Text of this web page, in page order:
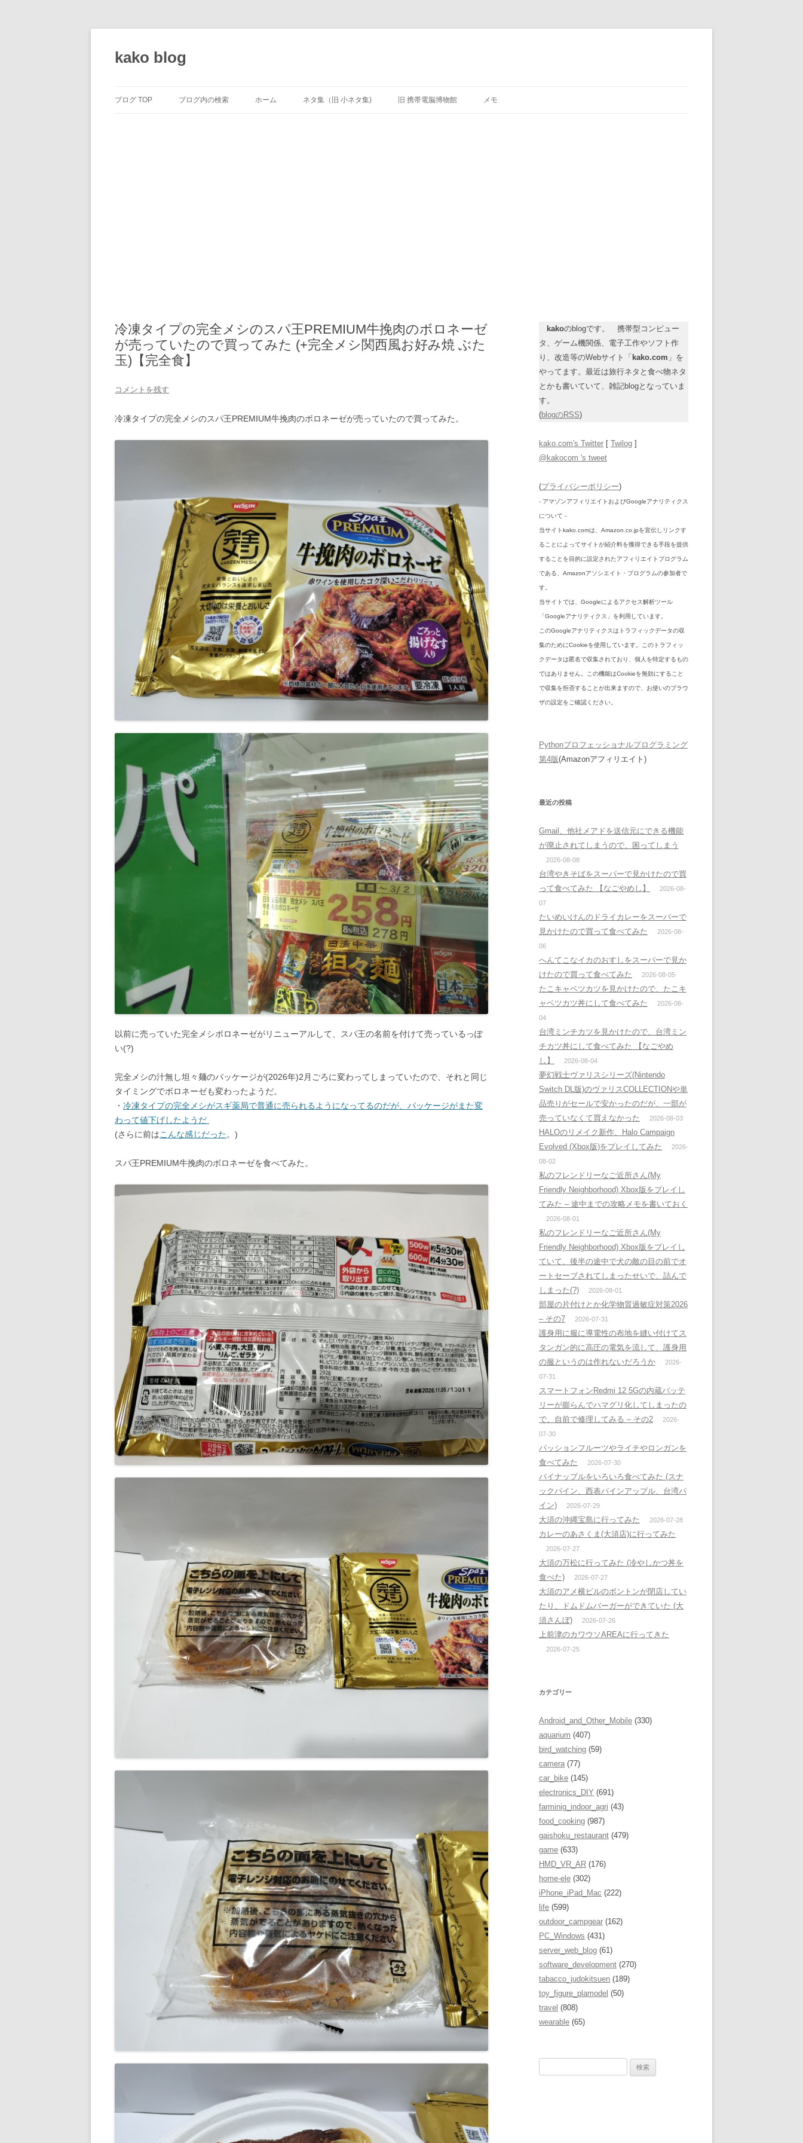
テ
ン
ッ
kako blog
ブログ TOP ブログ内の検索 ホーム ネタ集（旧 小ネタ集) 旧 携帯電脳博物館 メモ
冷凍タイプの完全メシのスパ王PREMIUM牛挽肉のボロネーゼ
が売っていたので買ってみた (+完全メシ関西風お好み焼 ぶた
玉)【完全食】
コメントを残す
冷凍タイプの完全メシのスパ王PREMIUM牛挽肉のボロネーゼが売っていたので買ってみた。
以前に売っていた完全メシボロネーゼがリニューアルして、スパ王の名前を付けて売っているっぽ
い(?)
完全メシの汁無し坦々麺のパッケージが(2026年)2月ごろに変わってしまっていたので、それと同じ
タイミングでボロネーゼも変わったようだ。
・ 冷凍タイプの完全メシがスギ薬局で普通に売られるようになってるのだが、パッケージがまた変
わって値下げしたようだ
(さらに前はこんな感じだった。)
スパ王PREMIUM牛挽肉のボロネーゼを食べてみた。
kakoのblogです。 携帯型コンピュー
タ、ゲーム機関係、電子工作やソフト作
り、改造等のWebサイト「 kako.com 」を
やってます。最近は旅行ネタと食べ物ネタ
とかも書いていて、雑記blogとなっていま
す。
(blogのRSS)
kako.com's Twitter [ Twilog ]
@kakocom 's tweet
(プライバシーポリシー)
- アマゾンアフィリエイトおよびGoogleアナリティクス
について -
当サイトkako.comは、Amazon.co.jpを宣伝しリンクす
ることによってサイトが紹介料を獲得できる手段を提供
することを目的に設定されたアフィリエイトプログラム
である、Amazonアソシエイト・プログラムの参加者で
す。
当サイトでは、Googleによるアクセス解析ツール
「Googleアナリティクス」を利用しています。
このGoogleアナリティクスはトラフィックデータの収
集のためにCookieを使用しています。このトラフィッ
クデータは匿名で収集されており、個人を特定するもの
ではありません。この機能はCookieを無効にすること
で収集を拒否することが出来ますので、お使いのブラウ
ザの設定をご確認ください。
Pythonプロフェッショナルプログラミング
第4版(Amazonアフィリエイト)
最近の投稿
Gmail、他社メアドを送信元にできる機能
が廃止されてしまうので、困ってしまう
2026-08-08
台湾やきそばをスーパーで見かけたので買
って食べてみた 【なごやめし】
2026-08-
07
たいめいけんのドライカレーをスーパーで
見かけたので買って食べてみた
2026-08-
06
へんてこなイカのおすしをスーパーで見か
けたので買って食べてみた
2026-08-05
たこキャベツカツを見かけたので、たこキ
ャベツカツ丼にして食べてみた
2026-08-
04
台湾ミンチカツを見かけたので、台湾ミン
チカツ丼にして食べてみた 【なごやめ
し】
2026-08-04
夢幻戦士ヴァリスシリーズ(Nintendo
Switch DL版)のヴァリスCOLLECTIONや単
品売りがセールで安かったのだが、一部が
売っていなくて買えなかった
2026-08-03
HALOのリメイク新作、Halo Campaign
Evolved (Xbox版)をプレイしてみた
2026-
08-02
私のフレンドリーなご近所さん(My
Friendly Neighborhood) Xbox版をプレイし
てみた – 途中までの攻略メモを書いておく
2026-08-01
私のフレンドリーなご近所さん(My
Friendly Neighborhood) Xbox版をプレイし
ていて、後半の途中で犬の敵の目の前でオ
ートセーブされてしまったせいで、詰んで
しまった(?)
2026-08-01
部屋の片付けとか化学物質過敏症対策2026
– その7
2026-07-31
護身用に服に導電性の布地を縫い付けてス
タンガン的に高圧の電気を流して、護身用
の服というのは作れないだろうか
2026-
07-31
スマートフォンRedmi 12 5Gの内蔵バッテ
リーが膨らんでハマグリ化してしまったの
で、自前で修理してみる – その2
2026-
07-30
パッションフルーツやライチやロンガンを
食べてみた
2026-07-30
パイナップルをいろいろ食べてみた (スナ
ックパイン、西表パインアップル、台湾パ
イン)
2026-07-29
大須の沖縄宝島に行ってみた 2026-07-28
カレーのあさくま(大須店)に行ってみた
2026-07-27
大須の万松に行ってみた (冷やしかつ丼を
食べた)
2026-07-27
大須のアメ横ビルのボントンが閉店してい
たり、ドムドムバーガーができていた (大
須さんぼ)
2026-07-26
上前津のカワウソAREAに行ってきた
2026-07-25
カテゴリー
Android_and_Other_Mobile (330)
aquarium (407)
bird_watching (59)
camera (77)
car_bike (145)
electronics_DIY (691)
farminig_indoor_agri (43)
food_cooking (987)
gaishoku_restaurant (479)
game (633)
HMD_VR_AR (176)
home-ele (302)
iPhone_iPad_Mac (222)
life (599)
outdoor_campgear (162)
PC_Windows (431)
server_web_blog (61)
software_development (270)
tabacco_judokitsuen (189)
toy_figure_plamodel (50)
travel (808)
wearable (65)